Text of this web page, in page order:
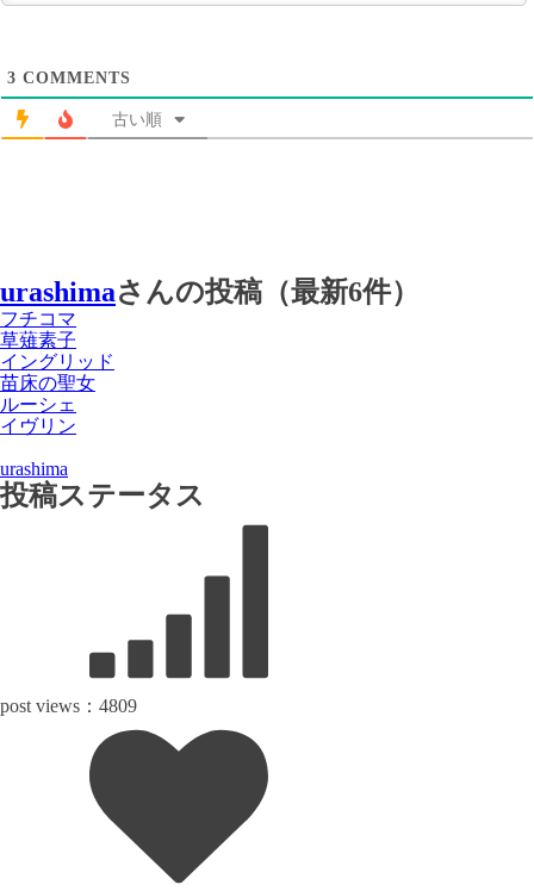
3 COMMENTS
古い順
urashimaさんの投稿（最新6件）
フチコマ
草薙素子
イングリッド
苗床の聖女
ルーシェ
イヴリン
urashima
投稿ステータス
post views： 4809